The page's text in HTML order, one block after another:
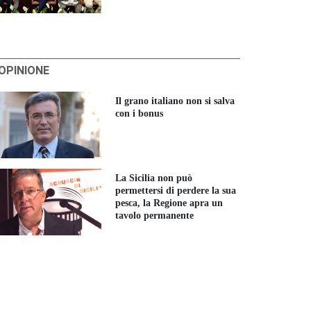
Il grano italiano non si salva
con i bonus
La Sicilia non può
permettersi di perdere la sua
pesca, la Regione apra un
tavolo permanente